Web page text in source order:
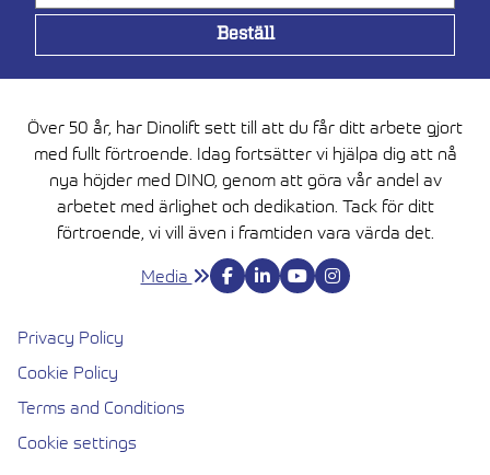
Över 50 år, har Dinolift sett till att du får ditt arbete gjort
med fullt förtroende. Idag fortsätter vi hjälpa dig att nå
nya höjder med DINO, genom att göra vår andel av
arbetet med ärlighet och dedikation. Tack för ditt
förtroende, vi vill även i framtiden vara värda det.
Media
Privacy Policy
Cookie Policy
Terms and Conditions
Cookie settings